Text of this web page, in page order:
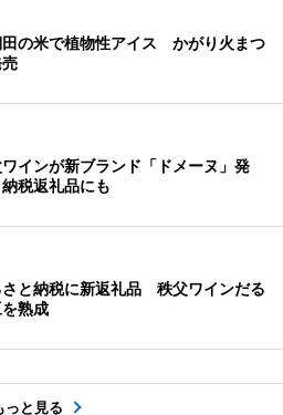
田の米で植物性アイス かがり火まつ
インが新ブランド「ドメーヌ」発
税返礼品にも
と納税に新返礼品 秩父ワインだる
熟成
っと見る